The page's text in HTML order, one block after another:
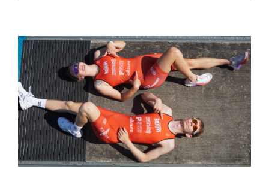
Zeige
grösseres
Bild